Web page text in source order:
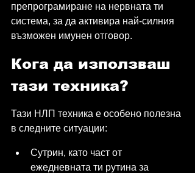
препрограмиране на нервната ти
система, за да активира най-силния
възможен имунен отговор.
Кога да използваш
тази техника?
Тази НЛП техника е особено полезна
в следните ситуации:
Сутрин, като част от
ежедневната ти рутина за